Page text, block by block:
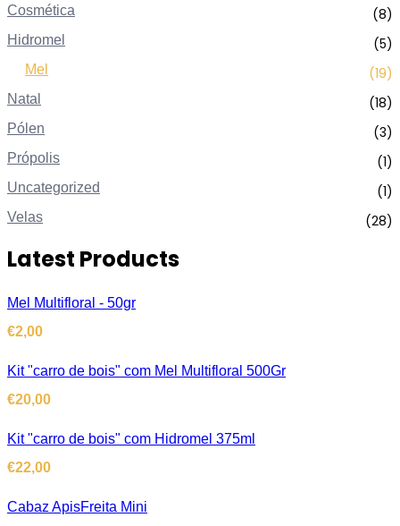
Cosmética (8)
Hidromel (5)
Mel (19)
Natal (18)
Pólen (3)
Própolis (1)
Uncategorized (1)
Velas (28)
Latest Products
Mel Multifloral - 50gr
€2,00
Kit "carro de bois" com Mel Multifloral 500Gr
€20,00
Kit "carro de bois" com Hidromel 375ml
€22,00
Cabaz ApisFreita Mini